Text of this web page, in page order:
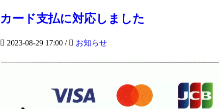
カード支払に対応しました
2023-08-29 17:00 / お知らせ